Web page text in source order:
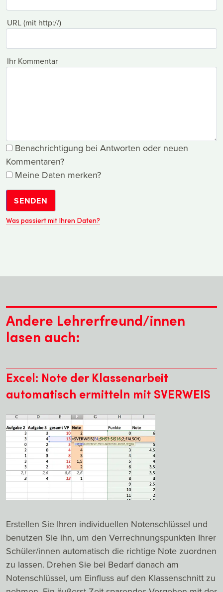
URL (mit http://)
Ihr Kommentar
Benachrichtigung bei Antworten oder neuen
Kommentaren?
Meine Daten merken?
SENDEN
Was passiert mit Ihren Daten?
Andere Lehrerfreund/innen
lasen auch:
Excel: Note der Klassenarbeit
automatisch ermitteln mit SVERWEIS
Erstellen Sie Ihren individuellen Notenschlüssel und
benutzen Sie ihn, um den Verrechnungspunkten Ihrer
Schüler/innen automatisch die richtige Note zuordnen
zu lassen. Drehen Sie bei Bedarf danach am
Notenschlüssel, um Einfluss auf den Klassenschnitt zu